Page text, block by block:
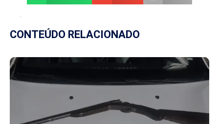
CONTEÚDO RELACIONADO